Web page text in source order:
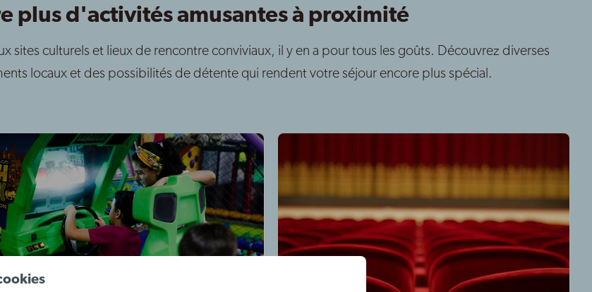
plus d'activités amusantes à proximité
sites culturels et lieux de rencontre conviviaux, il y en a pour tous les goûts. Découvrez diverses
locaux et des possibilités de détente qui rendent votre séjour encore plus spécial.